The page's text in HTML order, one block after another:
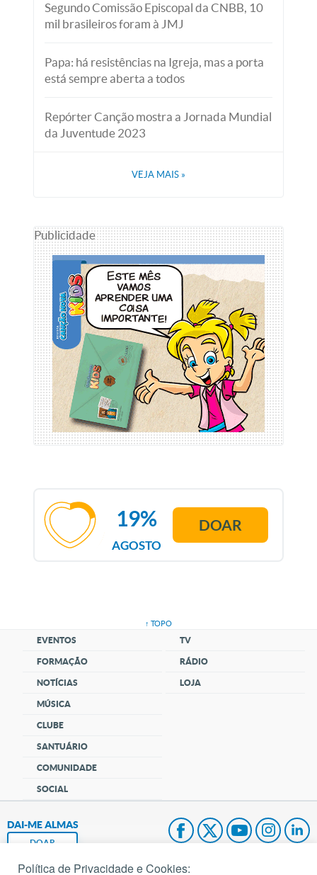
Segundo Comissão Episcopal da CNBB, 10
mil brasileiros foram à JMJ
Papa: há resistências na Igreja, mas a porta
está sempre aberta a todos
Repórter Canção mostra a Jornada Mundial
da Juventude 2023
VEJA MAIS »
Publicidade
AGOSTO
19% DOAR
↑ TOPO
EVENTOS
FORMAÇÃO
NOTÍCIAS
MÚSICA
CLUBE
SANTUÁRIO
COMUNIDADE
SOCIAL
TV
RÁDIO
LOJA
DAI-ME ALMAS
DOAR
Política de Privacidade e Cookies: